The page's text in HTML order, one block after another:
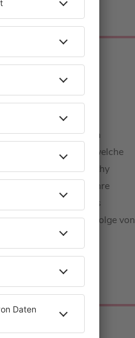
Interview bei Barbara
leben kann oder welche
gibt, erklärt Cathy
Cathy Hummels und ihre
und ob Mats Hummels
ihr in der neuen Folge von